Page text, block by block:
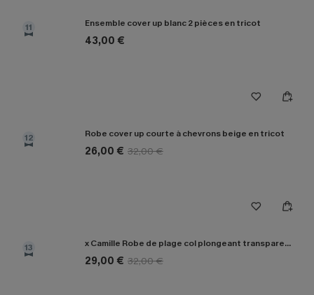
11 Ensemble cover up blanc 2 pièces en tricot
43,00 €
12 Robe cover up courte à chevrons beige en tricot
26,00 € 32,00 €
13 x Camille Robe de plage col plongeant transparente
29,00 € 32,00 €